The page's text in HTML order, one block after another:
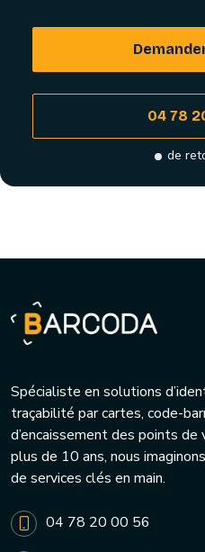
04 78
de
Spécialiste en solutions
traçabilité par cartes, code-
d’encaissement des points
plus de 10 ans, nous
de services clés en main.
04 78 20 00 56